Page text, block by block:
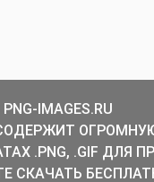
IMAGES.RU
.PNG, .GIF ДЛЯ
СКАЧАТЬ